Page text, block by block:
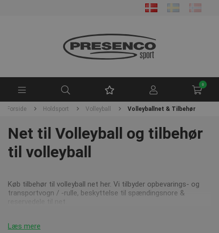
0
Forside Holdsport Volleyball Volleyballnet & Tilbehør
Net til Volleyball og tilbehør
til volleyball
Køb tilbehør til volleyball net her. Vi tilbyder opbevarings- og
transportvogn / -rulle, beskyttelse til spændingsnore &
Læs mere